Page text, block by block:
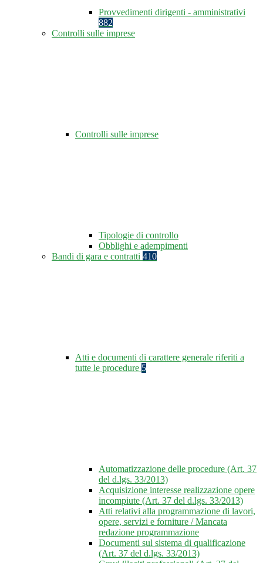
Provvedimenti dirigenti - amministrativi
882
Controlli sulle imprese
Controlli sulle imprese
Tipologie di controllo
Obblighi e adempimenti
Bandi di gara e contratti 410
Atti e documenti di carattere generale riferiti a
tutte le procedure 5
Automatizzazione delle procedure (Art. 37
del d.lgs. 33/2013)
Acquisizione interesse realizzazione opere
incompiute (Art. 37 del d.lgs. 33/2013)
Atti relativi alla programmazione di lavori,
opere, servizi e forniture / Mancata
redazione programmazione
Documenti sul sistema di qualificazione
(Art. 37 del d.lgs. 33/2013)